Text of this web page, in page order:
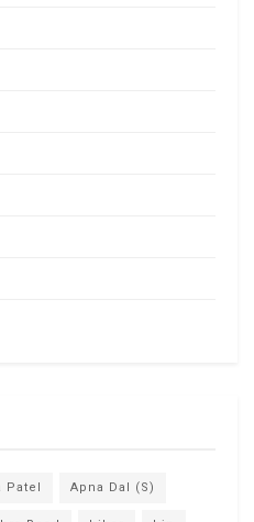
Patel Apna Dal (S)